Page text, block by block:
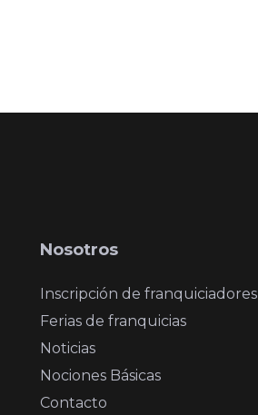
Nosotros
Inscripción de franquiciadores
Ferias de franquicias
Noticias
Nociones Básicas
Contacto